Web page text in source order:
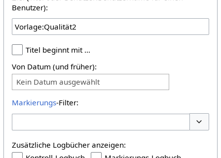
Benutzer):
Titel beginnt mit …
Von Datum (und früher):
Kein Datum ausgewählt
Markierungs-Filter:
Zusätzliche Logbücher anzeigen: